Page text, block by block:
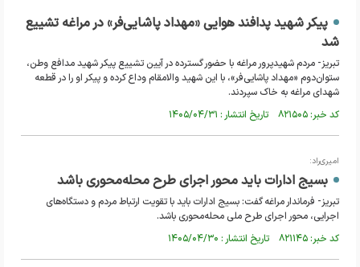
پیکر شهید پدافند هوایی «مهداد پاشایی‌فر» در مراغه تشییع
شد
تبریز- مردم شهیدپرور مراغه با حضور گسترده در آیین تشییع پیکر شهید مدافع وطن،
ستوان‌دوم «مهداد پاشایی‌فر»، با این شهید والامقام وداع کرده و پیکر او را در قطعه
شهدای مراغه به خاک سپردند.
کد خبر: ۸۲۱۵۰۵ تاریخ انتشار : ۱۴۰۵/۰۴/۳۱
امیری‌راد:
بسیج ادارات باید محور اجرای طرح محله‌محوری باشد
تبریز- فرماندار مراغه گفت: بسیج ادارات باید با تقویت ارتباط مردم و دستگاه‌های
اجرایی، محور اجرای طرح ملی محله‌محوری باشد.
کد خبر: ۸۲۱۱۴۵ تاریخ انتشار : ۱۴۰۵/۰۴/۳۰